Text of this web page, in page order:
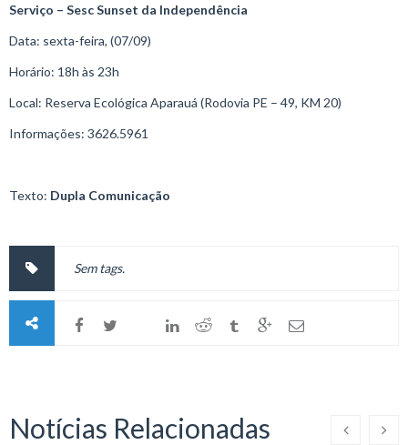
Serviço – Sesc Sunset da Independência
Data: sexta-feira, (07/09)
Horário: 18h às 23h
Local: Reserva Ecológica Aparauá (Rodovia PE – 49, KM 20)
Informações: 3626.5961
Texto: Dupla Comunicação
Sem tags.
Notícias Relacionadas